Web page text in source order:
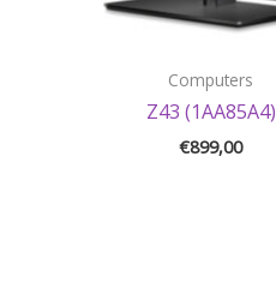
Computers
Z43 (1AA85A4)
€899,00